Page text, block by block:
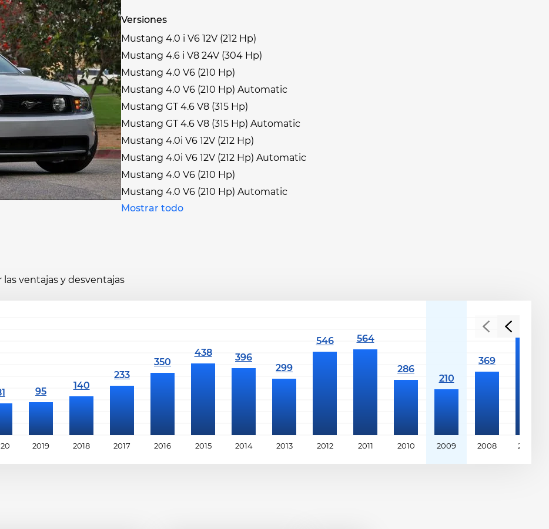
Versiones
Mustang 4.0 i V6 12V (212 Hp)
Mustang 4.6 i V8 24V (304 Hp)
Mustang 4.0 V6 (210 Hp)
Mustang 4.0 V6 (210 Hp) Automatic
Mustang GT 4.6 V8 (315 Hp)
Mustang GT 4.6 V8 (315 Hp) Automatic
Mustang 4.0i V6 12V (212 Hp)
Mustang 4.0i V6 12V (212 Hp) Automatic
Mustang 4.0 V6 (210 Hp)
Mustang 4.0 V6 (210 Hp) Automatic
Mostrar todo
ventajas y desventajas
2019 2018 2017 2016 2015 2014 2013 2012 2011 2010 2009 2008 2007